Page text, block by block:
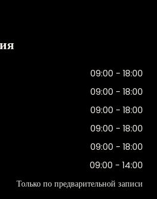
09:00 - 18:00
09:00 - 18:00
09:00 - 18:00
09:00 - 18:00
09:00 - 18:00
09:00 - 14:00
Только по предварительной записи